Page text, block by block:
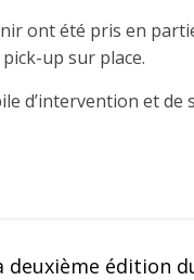
ont été pris en
up sur place.
d’intervention et
deuxième édition